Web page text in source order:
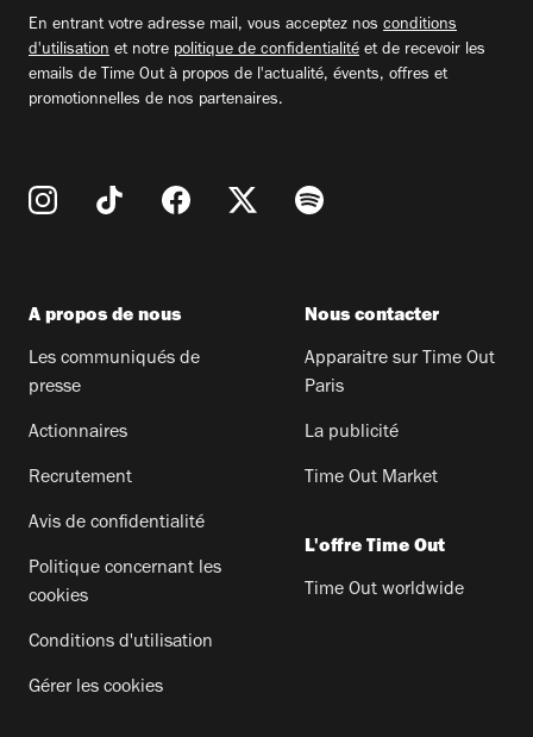
En entrant votre adresse mail, vous acceptez nos conditions
d'utilisation et notre politique de confidentialité et de recevoir les
emails de Time Out à propos de l'actualité, évents, offres et
promotionnelles de nos partenaires.
A propos de nous
Les communiqués de
presse
Actionnaires
Recrutement
Avis de confidentialité
Politique concernant les
cookies
Conditions d'utilisation
Gérer les cookies
Nous contacter
Apparaitre sur Time Out
Paris
La publicité
Time Out Market
L'offre Time Out
Time Out worldwide